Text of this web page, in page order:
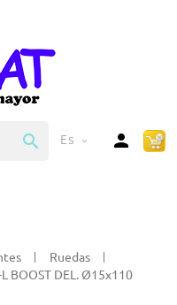
 Es expand_more 
Ruedas
L BOOST DEL. Ø15x110